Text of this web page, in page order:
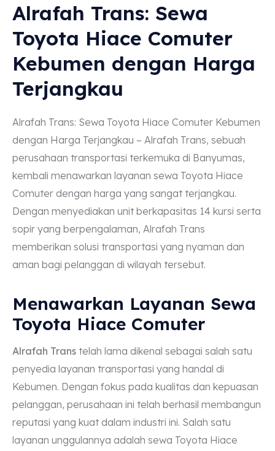
Alrafah Trans: Sewa
Toyota Hiace Comuter
Kebumen dengan Harga
Terjangkau
Alrafah Trans: Sewa Toyota Hiace Comuter Kebumen
dengan Harga Terjangkau – Alrafah Trans, sebuah
perusahaan transportasi terkemuka di Banyumas,
kembali menawarkan layanan sewa Toyota Hiace
Comuter dengan harga yang sangat terjangkau.
Dengan menyediakan unit berkapasitas 14 kursi serta
sopir yang berpengalaman, Alrafah Trans
memberikan solusi transportasi yang nyaman dan
aman bagi pelanggan di wilayah tersebut.
Menawarkan Layanan Sewa
Toyota Hiace Comuter
Alrafah Trans telah lama dikenal sebagai salah satu
penyedia layanan transportasi yang handal di
Kebumen. Dengan fokus pada kualitas dan kepuasan
pelanggan, perusahaan ini telah berhasil membangun
reputasi yang kuat dalam industri ini. Salah satu
layanan unggulannya adalah sewa Toyota Hiace